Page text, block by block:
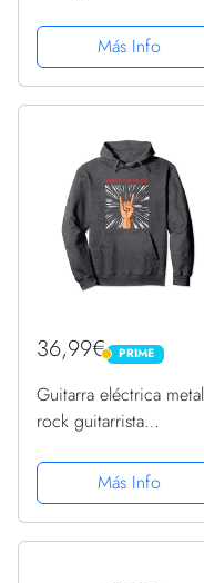
SudaderaMás Info
36,99€ PRIME
PRIME
Guitarra eléctrica metal
rock guitarrista
Sudadera con Capucha
Más Info